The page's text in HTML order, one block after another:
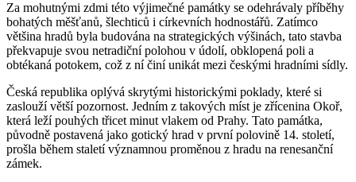
Za mohutnými zdmi této výjimečné památky se odehrávaly příběhy
bohatých měšťanů, šlechticů i církevních hodnostářů. Zatímco
většina hradů byla budována na strategických výšinách, tato stavba
překvapuje svou netradiční polohou v údolí, obklopená poli a
obtékaná potokem, což z ní činí unikát mezi českými hradními sídly.
Česká republika oplývá skrytými historickými poklady, které si
zaslouží větší pozornost. Jedním z takových míst je zřícenina Okoř,
která leží pouhých třicet minut vlakem od Prahy. Tato památka,
původně postavená jako gotický hrad v první polovině 14. století,
prošla během staletí významnou proměnou z hradu na renesanční
zámek.